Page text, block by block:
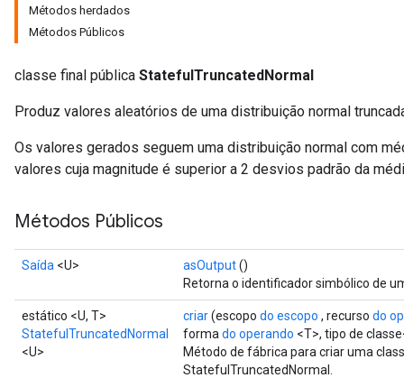
Métodos herdados
Métodos Públicos
classe final pública StatefulTruncatedNormal
Produz valores aleatórios de uma distribuição normal
Os valores gerados seguem uma distribuição normal com
valores cuja magnitude é superior a 2 desvios padrão da
Métodos Públicos
Saída <U> asOutput()
Retorna o identificador simbólico de
estático <U, T>
StatefulTruncatedNormal
<U>
criar(escopo do escopo , recurso do
forma do operando <T>, tipo de
Método de fábrica para criar uma
StatefulTruncatedNormal.